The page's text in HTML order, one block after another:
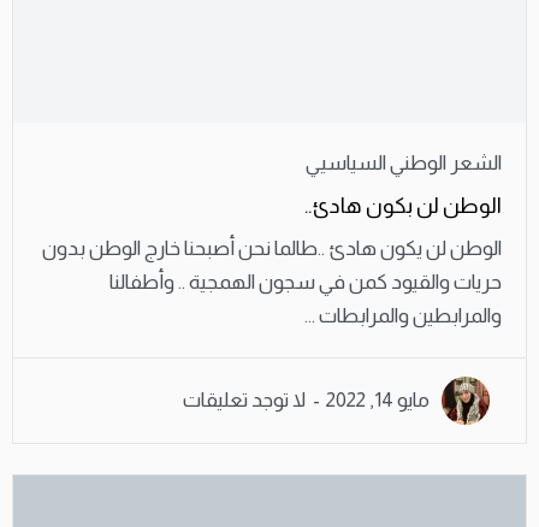
الشعر الوطني السياسيي
الوطن لن بكون هادئ..
الوطن لن يكون هادئ ..طالما نحن أصبحنا خارج الوطن بدون
حريات والقيود كمن في سجون الهمجية .. وأطفالنا
والمرابطين والمرابطات ...
مايو 14, 2022 لا توجد تعليقات